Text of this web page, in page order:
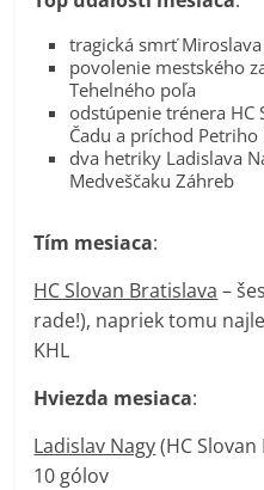
tragická smrť
povolenie mestského
Tehelného poľa
odstúpenie trénera HC
Čadu a príchod
dva hetriky Ladislava
Medveščaku Záhreb
Tím mesiaca:
HC Slovan Bratislava –
rade!), napriek tomu
KHL
Hviezda mesiaca:
Ladislav Nagy(HC
10 gólov